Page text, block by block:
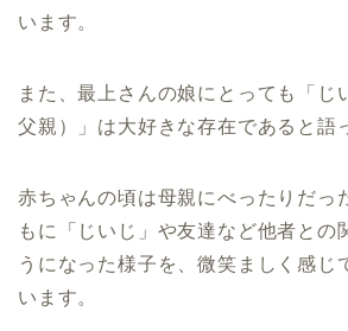
います。
また、最上さんの娘にとっても「じ
父親）」は大好きな存在であると語
赤ちゃんの頃は母親にべったりだっ
もに「じいじ」や友達など他者との
うになった様子を、微笑ましく感じ
います。